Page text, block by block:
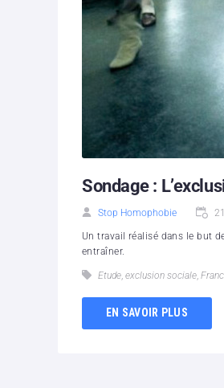
Sondage :
Stop Homophobie
Un travail réalisé dans le but
entraîner.
Etude, exclusion sociale,
EN SAVOIR PLUS